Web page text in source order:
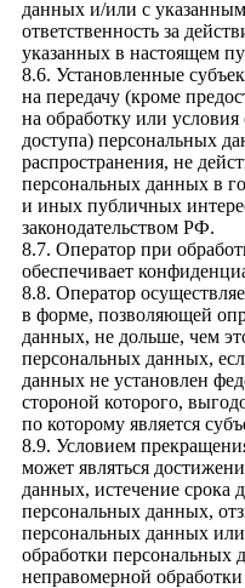
данных и/или с
ответственность за
указанных в настоящем
8.6. Установленные
на передачу (кроме
на обработку или
доступа) персональных
распространения, не
персональных данных в
и иных публичных
законодательством РФ.
8.7. Оператор при
обеспечивает
8.8. Оператор
в форме, позволяющей
данных, не дольше, чем
персональных данных,
данных не установлен
стороной которого,
по которому является
8.9. Условием
может являться
данных, истечение срока
персональных данных,
персональных данных
обработки персональных
неправомерной